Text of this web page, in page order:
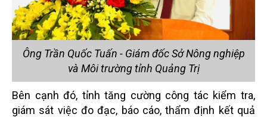
Ông Trần Quốc Tuấn - Giám đốc Sở Nông nghiệp
và Môi trường tỉnh Quảng Trị
Bên cạnh đó, tỉnh tăng cường công tác kiểm tra,
giám sát việc đo đạc, báo cáo, thẩm định kết quả